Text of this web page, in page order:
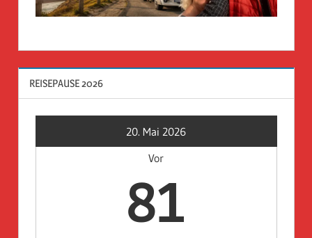
REISEPAUSE 2026
20. Mai 2026
Vor
81